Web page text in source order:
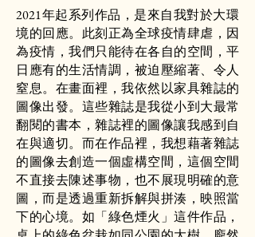
2021年起系列作品，是來自我對於大環
境的回應。此刻正為全球疫情肆虐，因
為疫情，我們只能待在各自的空間，平
日應有的生活情調，被迫壓縮著、令人
窒息。在畫面裡，我依然以家具雜誌的
圖像出發。這些雜誌是我從小到大最常
翻閱的書本，雜誌裡的圖像讓我感到自
在與適切。而在作品裡，我想藉著雜誌
的圖像去創造一個虛構空間，這個空間
不直接去陳述事物，也不展現明確的意
圖，而是透過重新拆解與拼湊，映照當
下的心境。如「綠色煙火」這件作品，